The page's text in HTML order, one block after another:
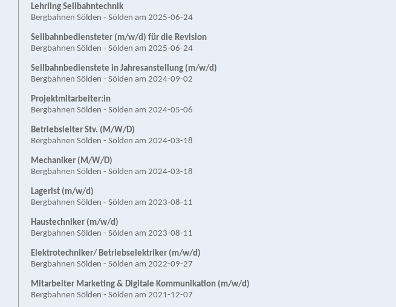
Lehrling Seilbahntechnik
Bergbahnen Sölden - Sölden am 2025-06-24
Seilbahn­bediensteter (m/w/d) für die Revision
Bergbahnen Sölden - Sölden am 2025-06-24
Seilbahnbedienstete in Jahresanstellung (m/w/d)
Bergbahnen Sölden - Sölden am 2024-09-02
Projektmitarbeiter:in
Bergbahnen Sölden - Sölden am 2024-05-06
Betriebsleiter Stv. (M/W/D)
Bergbahnen Sölden - Sölden am 2024-03-18
Mechaniker (M/W/D)
Bergbahnen Sölden - Sölden am 2024-03-18
Lagerist (m/w/d)
Bergbahnen Sölden - Sölden am 2023-08-11
Haustechniker (m/w/d)
Bergbahnen Sölden - Sölden am 2023-08-11
Elektrotechniker/ Betriebselektriker (m/w/d)
Bergbahnen Sölden - Sölden am 2022-09-27
Mitarbeiter Marketing & Digitale Kommunikation (m/w/d)
Bergbahnen Sölden - Sölden am 2021-12-07